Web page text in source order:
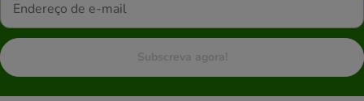
Subscreva agora!